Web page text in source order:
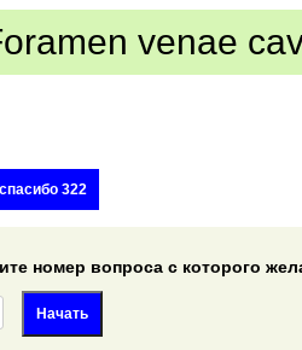
venae
322
номер вопроса с которого